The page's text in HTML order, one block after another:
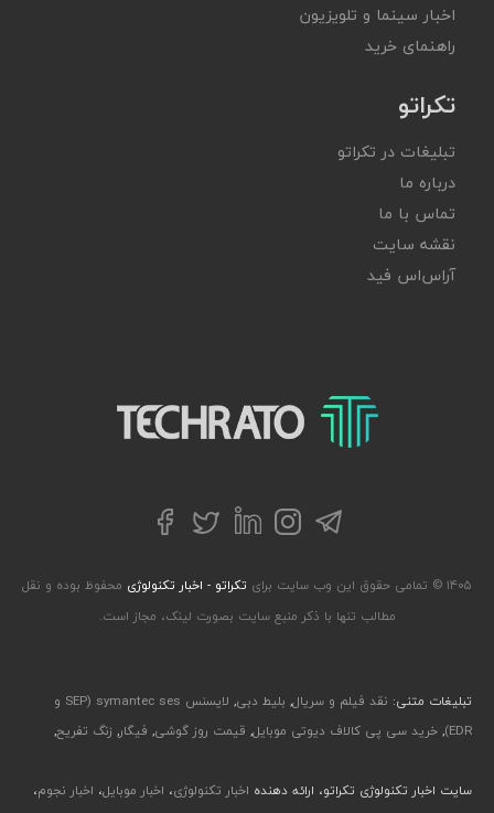
اخبار سینما و تلویزیون
راهنمای خرید
تکراتو
تبلیغات در تکراتو
درباره ما
تماس با ما
نقشه سایت
آر‌اس‌اس فید
تکراتو – زندگی با تکنولوژی
تلگراماینستاگرام
لینکداینتوییترفیسبوک
۱۴۰۵ © تمامی حقوق این وب سایت برای تکراتو - اخبار تکنولوژی محفوظ بوده و نقل
مطالب تنها با ذکر منبع سایت بصورت لینک، مجاز است.
تبلیغات متنی: نقد فیلم و سریال, بلیط دبی,
لایسنس symantec ses (SEP و
EDR)
, خرید سی پی کالاف دیوتی موبایل, قیمت روز گوشی, فیگار, زنگ تفریح,
سایت اخبار تکنولوژی تکراتو، ارائه دهنده اخبار تکنولوژی، اخبار موبایل، اخبار نجوم،